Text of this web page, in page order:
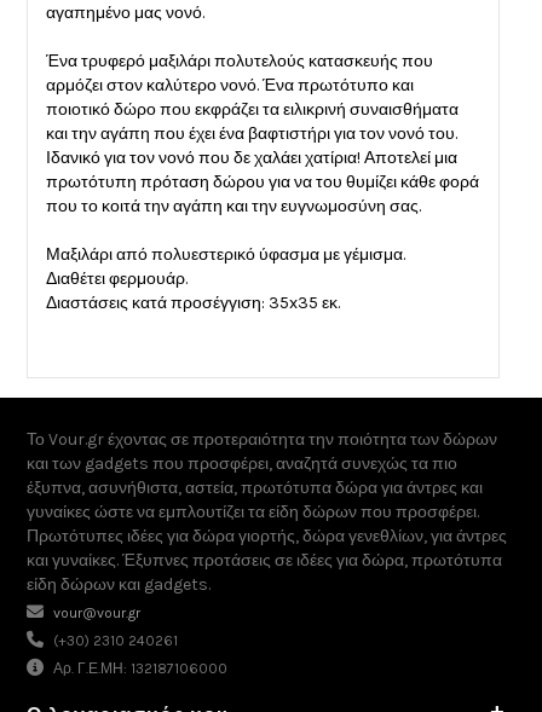
αγαπημένο μας νονό.
Ένα τρυφερό μαξιλάρι πολυτελούς κατασκευής που
αρμόζει στον καλύτερο νονό. Ένα πρωτότυπο και
ποιοτικό δώρο που εκφράζει τα ειλικρινή συναισθήματα
και την αγάπη που έχει ένα βαφτιστήρι για τον νονό του.
Ιδανικό για τον νονό που δε χαλάει χατίρια! Αποτελεί μια
πρωτότυπη πρόταση δώρου για να του θυμίζει κάθε φορά
που το κοιτά την αγάπη και την ευγνωμοσύνη σας.
Μαξιλάρι από πολυεστερικό ύφασμα με γέμισμα.
Διαθέτει φερμουάρ.
Διαστάσεις κατά προσέγγιση: 35x35 εκ.
Το Vour.gr έχοντας σε προτεραιότητα την ποιότητα των δώρων
και των gadgets που προσφέρει, αναζητά συνεχώς τα πιο
έξυπνα, ασυνήθιστα, αστεία, πρωτότυπα δώρα για άντρες και
γυναίκες ώστε να εμπλουτίζει τα είδη δώρων που προσφέρει.
Πρωτότυπες ιδέες για δώρα γιορτής, δώρα γενεθλίων, για άντρες
και γυναίκες. Έξυπνες προτάσεις σε ιδέες για δώρα, πρωτότυπα
είδη δώρων και gadgets.
vour@vour.gr
(+30) 2310 240261
Αρ. Γ.Ε.ΜΗ: 132187106000